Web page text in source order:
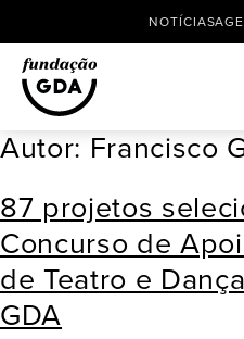
Skip
content
NOTÍCIAS
Autor: Francisco
87 projetos
Concurso de
de Teatro e
GDA